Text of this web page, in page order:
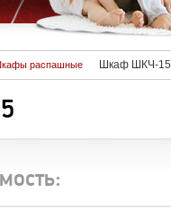
распашные Шкаф ШКЧ-15